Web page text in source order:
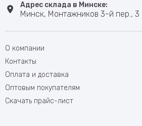
Адрес склада в Минске:
Минск, Монтажников 3-й пер., 3
О компании
Контакты
Оплата и доставка
Оптовым покупателям
Скачать прайс-лист